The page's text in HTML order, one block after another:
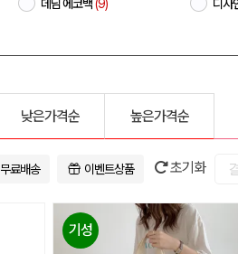
데님 에코백(9) 디자
낮은가격순 높은가격순
무료배송 이벤트상품 초기화
기성